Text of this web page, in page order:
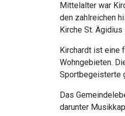
Mittelalter war
den zahlreichen
Kirche St.
Kirchardt ist eine
Wohngebieten.
Sportbegeisterte
Das
darunter